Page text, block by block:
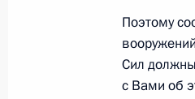
14 декабря
Поэтому
Сил
с Вами об